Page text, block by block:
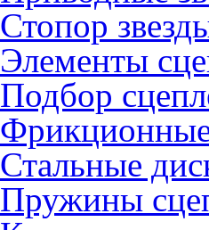
Стопор
Элементы
Подбор
Стальные
Пружины